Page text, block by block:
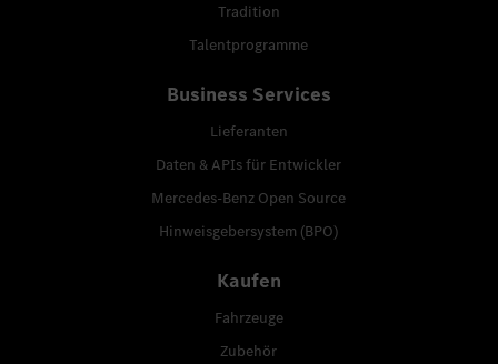
Tradition
Talentprogramme
Business Services
Lieferanten
Daten & APIs für Entwickler
Mercedes-Benz Open Source
Hinweisgebersystem (BPO)
Kaufen
Fahrzeuge
Zubehör